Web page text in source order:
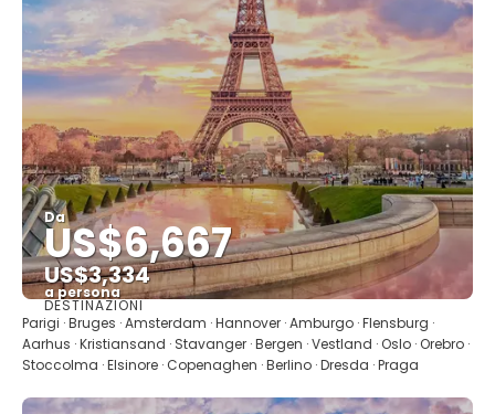
Da
US$6,667
US$3,334
a persona
Vedere
DESTINAZIONI
Parigi · Bruges · Amsterdam · Hannover · Amburgo · Flensburg ·
Aarhus · Kristiansand · Stavanger · Bergen · Vestland · Oslo · Orebro ·
Stoccolma · Elsinore · Copenaghen · Berlino · Dresda · Praga